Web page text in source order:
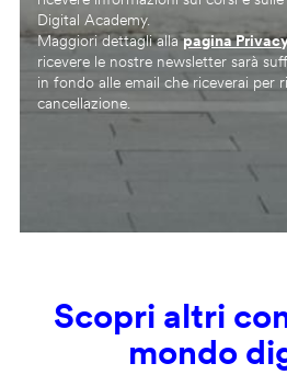
Digital Academy.
Maggiori dettagli allapagina
ricevere le nostre newsletter sarà
in fondo alle email che riceverai per
cancellazione.
Scopri altri
mondo